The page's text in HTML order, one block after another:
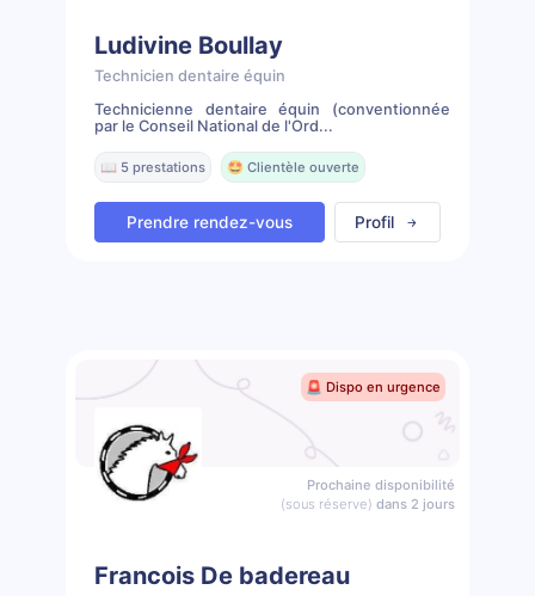
Ludivine Boullay
Technicien dentaire équin
Technicienne dentaire équin (conventionnée
par le Conseil National de l'Ord...
📖 5 prestations 🤩 Clientèle ouverte
Prendre rendez-vous Profil
🚨 Dispo en urgence
Prochaine disponibilité
(sous réserve) dans 2 jours
Francois De badereau